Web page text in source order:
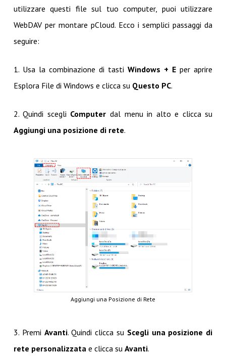
utilizzare questi file sul tuo computer, puoi utilizzare
WebDAV per montare pCloud. Ecco i semplici passaggi da
seguire:
1. Usa la combinazione di tastiWindows + E per aprire
Esplora File di Windows e clicca su Questo PC.
2. Quindi scegli Computer dal menu in alto e clicca su
Aggiungi una posizione di rete.
Aggiungi una Posizione di Rete
3. Premi Avanti. Quindi clicca su Scegli una posizione di
rete personalizzatae clicca su Avanti.